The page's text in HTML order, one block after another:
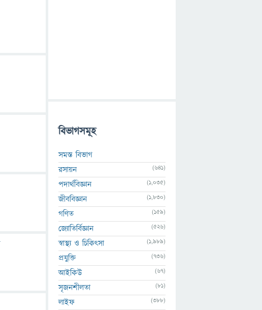
বিভাগসমূহ
সমস্ত বিভাগ
রসায়ন
(641)
পদার্থবিজ্ঞান (1,035)
জীববিজ্ঞান (1,830)
গণিত (159)
জ্যোতির্বিজ্ঞান (526)
স্বাস্থ্য ও চিকিৎসা (1,989)
প্রযুক্তি (736)
আইকিউ (67)
সৃজনশীলতা (81)
লাইফ (388)